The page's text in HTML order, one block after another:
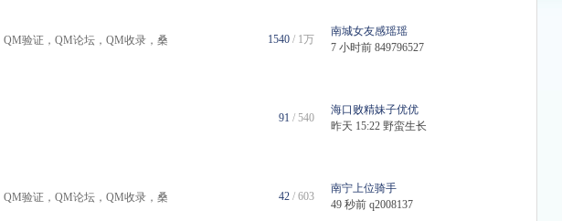
验证，QM论坛，QM收录，桑
1540/ 1万
南城女友感瑶瑶
7 小时前 849796527
91 / 540
海口败精妹子优优
昨天 15:22 野蛮生长
验证，QM论坛，QM收录，桑
42/ 603
南宁上位骑手
49 秒前 q2008137